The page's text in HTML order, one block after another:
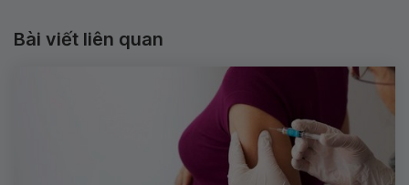
Bài viết liên quan